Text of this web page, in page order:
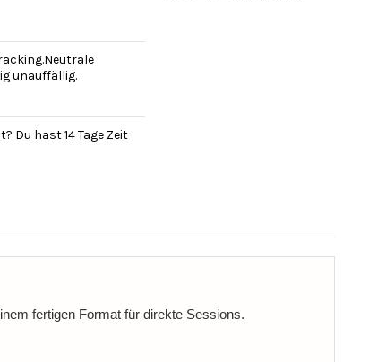
unauffällig.
Du hast 14 Tage Zeit
fertigen Format für direkte Sessions.